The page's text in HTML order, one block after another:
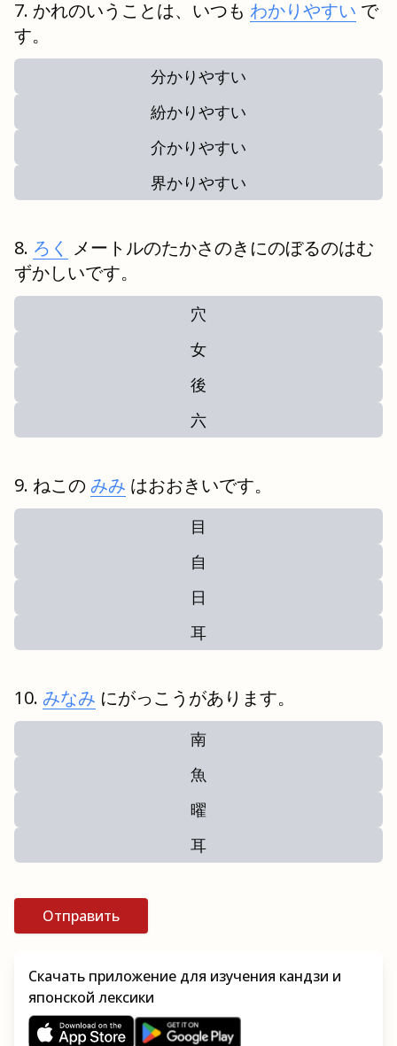
かれのいうことは、いつも わかりやすい で
す。
分かりやすい
紛かりやすい
介かりやすい
界かりやすい
ろく メートルのたかさのきにのぼるのはむ
ずかしいです。
穴
女
後
六
ねこの みみ はおおきいです。
目
自
日
耳
みなみ にがっこうがあります。
南
魚
曜
耳
Отправить
Скачать приложение для изучения кандзи и
японской лексики